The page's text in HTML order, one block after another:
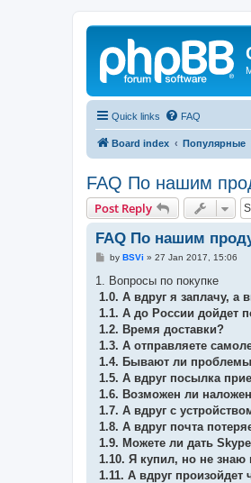
Quick links FAQ
Board index Популярные
FAQ По нашим
Post Reply
FAQ По нашим
P
s
by BSVi » 27 Jan 2017, 15:06
1. Вопросы по покупке
1.0. А вдруг я заплачу, а
1.1. А до России дойдет
1.2. Время доставки?
1.3. А отправляете
1.4. Бывают ли
1.5. А вдруг посылка
1.6. Возможен ли
1.7. А вдруг с
1.8. А вдруг почта
1.9. Можете ли дать
1.10. Я купил, но не знаю
1.11. А вдруг произойдет